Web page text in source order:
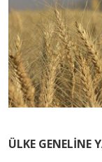
ÜLKE GENELİNE